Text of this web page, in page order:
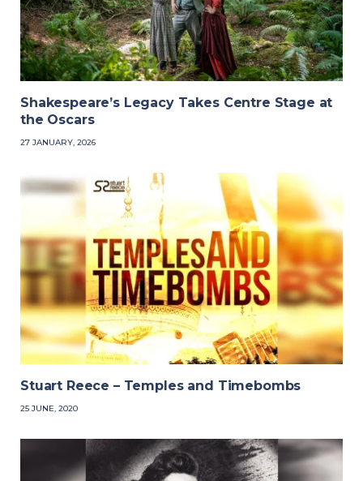
Shakespeare’s Legacy Takes Centre Stage at
the Oscars
27 JANUARY, 2026
Stuart Reece – Temples and Timebombs
25 JUNE, 2020